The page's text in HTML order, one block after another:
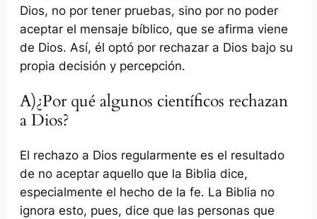
Dios, no por tener pruebas, sino por no poder
aceptar el mensaje bíblico, que se afirma viene
de Dios. Así, él optó por rechazar a Dios bajo su
propia decisión y percepción.
A)¿Por qué algunos científicos rechazan
a Dios?
El rechazo a Dios regularmente es el resultado
de no aceptar aquello que la Biblia dice,
especialmente el hecho de la fe. La Biblia no
ignora esto, pues, dice que las personas que